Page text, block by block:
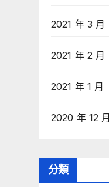
2021 年 3 月
2021 年 2 月
2021 年 1 月
2020 年 12 月
分類